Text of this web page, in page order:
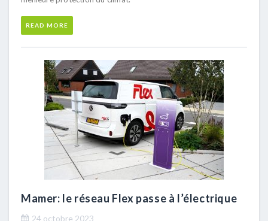
READ MORE
Mamer: le réseau Flex passe à l’électrique
24 octobre 2023